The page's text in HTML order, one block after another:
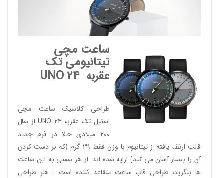
ساعت مچی
تیتانیومی تک
عقربهUNO 24
طراحی کلاسیک ساعت مچی
استیل تک عقربه UNO 24 از سال
200 میلادی حالا در فرم جدید
قالب ارتقاء یافته از تیتانیوم با وزن فقط 39 گرم (که بر دست کردن
آن را بسیار آسان می کند) ارایه شده اند. از هر سمتی به این ساعت
ها بنگرید، طراحی قاب ساعت متقاعد کننده است : هنر طراحی